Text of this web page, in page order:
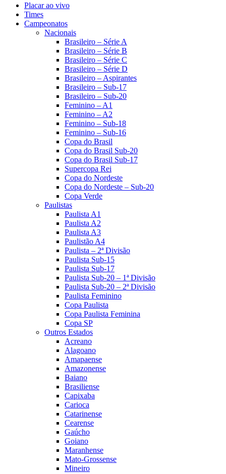
Placar ao vivo
Times
Campeonatos
Nacionais
Brasileiro – Série A
Brasileiro – Série B
Brasileiro – Série C
Brasileiro – Série D
Brasileiro – Aspirantes
Brasileiro – Sub-17
Brasileiro – Sub-20
Feminino – A1
Feminino – A2
Feminino – Sub-18
Feminino – Sub-16
Copa do Brasil
Copa do Brasil Sub-20
Copa do Brasil Sub-17
Supercopa Rei
Copa do Nordeste
Copa do Nordeste – Sub-20
Copa Verde
Paulistas
Paulista A1
Paulista A2
Paulista A3
Paulistão A4
Paulista – 2ª Divisão
Paulista Sub-15
Paulista Sub-17
Paulista Sub-20 – 1ª Divisão
Paulista Sub-20 – 2ª Divisão
Paulista Feminino
Copa Paulista
Copa Paulista Feminina
Copa SP
Outros Estados
Acreano
Alagoano
Amapaense
Amazonense
Baiano
Brasiliense
Capixaba
Carioca
Catarinense
Cearense
Gaúcho
Goiano
Maranhense
Mato-Grossense
Mineiro